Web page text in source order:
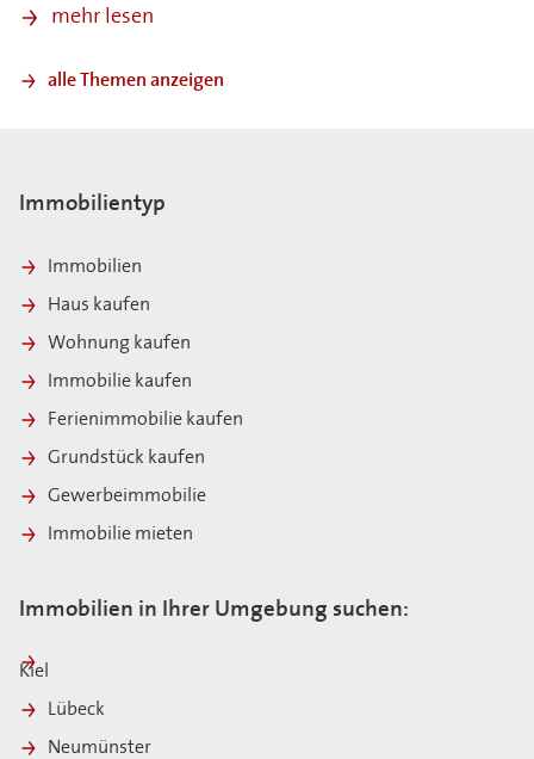
mehr lesen
alle Themen anzeigen
Immobilientyp
Immobilien
Haus kaufen
Wohnung kaufen
Immobilie kaufen
Ferienimmobilie kaufen
Grundstück kaufen
Gewerbeimmobilie
Immobilie mieten
Immobilien in Ihrer Umgebung suchen:
Kiel
Lübeck
Neumünster